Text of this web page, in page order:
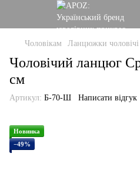
Чоловікам Ланцюжки чоловічі
Чоловічий ланцюг
см
Артикул: Б-70-Ш Написати відгук
Новинка
−49%